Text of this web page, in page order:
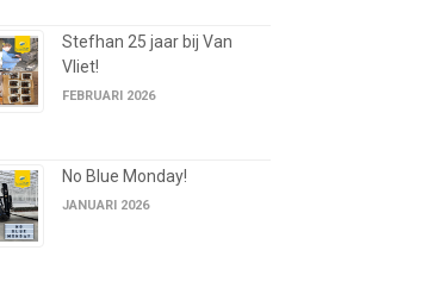
Stefhan 25 jaar bij Van
Vliet!
FEBRUARI 2026
No Blue Monday!
JANUARI 2026